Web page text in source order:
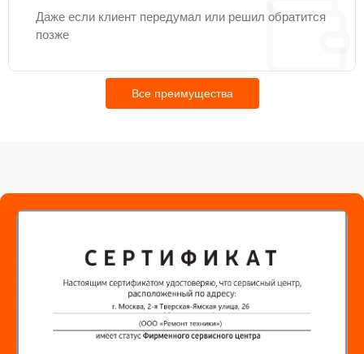
Даже если клиент передумал или решил обратится
позже
Все преимущества